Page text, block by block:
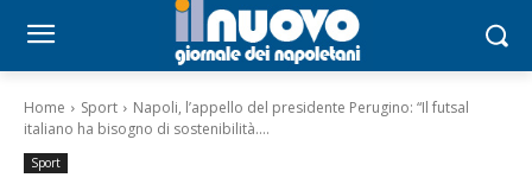
Home Sport
Napoli, l’appello del presidente Perugino: “Il futsal
italiano ha bisogno di sostenibilità....
Sport